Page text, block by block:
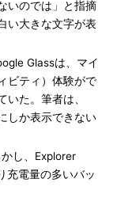
いのでは」と指摘
い大きな文字が表
Glassは、マイ
ビティ）体験がで
いた。筆者は、
しか表示できない
し、Explorer
充電量の多いバッ